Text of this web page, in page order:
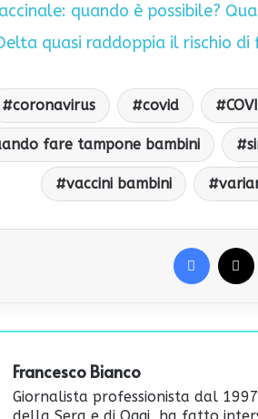
quando è possibile?
quasi raddoppia il rischio di
coronavirus covid
fare tampone bambini
vaccini bambini
Francesco Bianco
Giornalista professionista dal